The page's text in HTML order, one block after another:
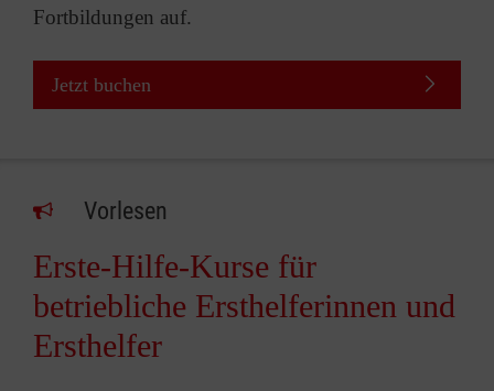
Fortbildungen auf.
Jetzt buchen
Vorlesen
Erste-Hilfe-Kurse für
betriebliche Ersthelferinnen und
Ersthelfer